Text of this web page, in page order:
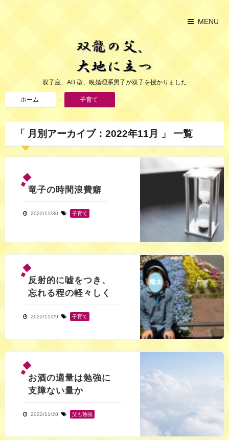
MENU
双子座、AB 型、晩婚理系男子が双子を授かりました
ホーム > 子育て >
「 月別アーカイブ：2022年11月 」 一覧
竜子の時間浪費癖
2022/11/30 子育て
反射的に嘘をつき、
忘れる程の軽々しく
2022/11/29 子育て
お酒の適量は勉強に
支障ない量か
2022/11/28 父も勉強